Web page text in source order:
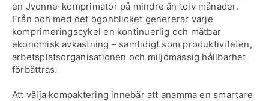
en Jvonne-komprimator på mindre än tolv månader.
Från och med det ögonblicket genererar varje
komprimeringscykel en kontinuerlig och mätbar
ekonomisk avkastning – samtidigt som produktiviteten,
arbetsplatsorganisationen och miljömässig hållbarhet
förbättras.
Att välja kompaktering innebär att anamma en smartare